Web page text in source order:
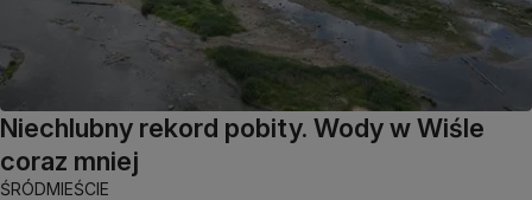
Niechlubny rekord pobity. Wody w Wiśle
coraz mniej
ŚRÓDMIEŚCIE